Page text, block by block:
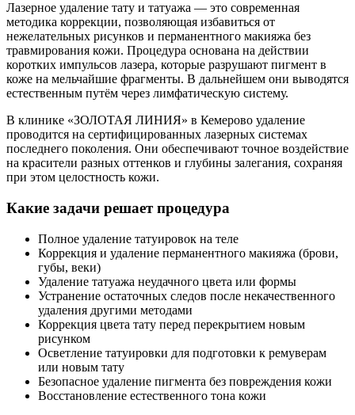
Лазерное удаление тату и татуажа — это современная
методика коррекции, позволяющая избавиться от
нежелательных рисунков и перманентного макияжа без
травмирования кожи. Процедура основана на действии
коротких импульсов лазера, которые разрушают пигмент в
коже на мельчайшие фрагменты. В дальнейшем они выводятся
естественным путём через лимфатическую систему.
В клинике «ЗОЛОТАЯ ЛИНИЯ» в Кемерово удаление
проводится на сертифицированных лазерных системах
последнего поколения. Они обеспечивают точное воздействие
на красители разных оттенков и глубины залегания, сохраняя
при этом целостность кожи.
Какие задачи решает процедура
Полное удаление татуировок на теле
Коррекция и удаление перманентного макияжа (брови,
губы, веки)
Удаление татуажа неудачного цвета или формы
Устранение остаточных следов после некачественного
удаления другими методами
Коррекция цвета тату перед перекрытием новым
рисунком
Осветление татуировки для подготовки к ремуверам
или новым тату
Безопасное удаление пигмента без повреждения кожи
Восстановление естественного тона кожи